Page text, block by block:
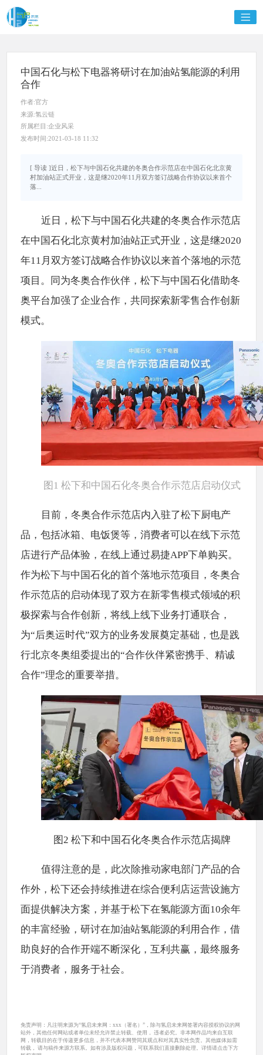
中国石化与松下电器将研讨在加油站氢能源的利用
合作
作者:官方
来源:氢云链
所属栏目:企业风采
发布时间:2021-03-18 11:32
[ 导读 ]近日，松下与中国石化共建的冬奥合作示范店在中国石化北京黄
村加油站正式开业，这是继2020年11月双方签订战略合作协议以来首个
落...
近日，松下与中国石化共建的冬奥合作示范店
在中国石化北京黄村加油站正式开业，这是继2020
年11月双方签订战略合作协议以来首个落地的示范
项目。同为冬奥合作伙伴，松下与中国石化借助冬
奥平台加强了企业合作，共同探索新零售合作创新
模式。
图1 松下和中国石化冬奥合作示范店启动仪式
目前，冬奥合作示范店内入驻了松下厨电产
品，包括冰箱、电饭煲等，消费者可以在线下示范
店进行产品体验，在线上通过易捷APP下单购买。
作为松下与中国石化的首个落地示范项目，冬奥合
作示范店的启动体现了双方在新零售模式领域的积
极探索与合作创新，将线上线下业务打通联合，
为“后奥运时代”双方的业务发展奠定基础，也是践
行北京冬奥组委提出的“合作伙伴紧密携手、精诚
合作”理念的重要举措。
图2 松下和中国石化冬奥合作示范店揭牌
值得注意的是，此次除推动家电部门产品的合
作外，松下还会持续推进在综合便利店运营设施方
面提供解决方案，并基于松下在氢能源方面10余年
的丰富经验，研讨在加油站氢能源的利用合作，借
助良好的合作开端不断深化，互利共赢，最终服务
于消费者，服务于社会。
免责声明：凡注明来源为“氢启未来网：xxx（署名）”，除与氢启未来网签署内容授权协议的网
站外，其他任何网站或者单位未经允许禁止转载、使用， 违者必究。非本网作品均来自互联
网，转载目的在于传递更多信息，并不代表本网赞同其观点和对其真实性负责。其他媒体如需
转载， 请与稿件来源方联系。如有涉及版权问题，可联系我们直接删除处理。详情请点击下方